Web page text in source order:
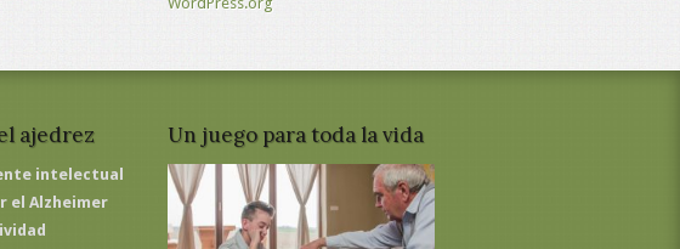
ajedrez
intelectual
el Alzheimer
Un juego para toda la vida